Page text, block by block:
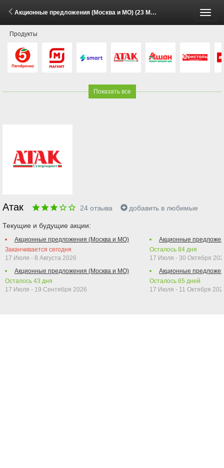
Акционные предложения (Москва и МО) (23 Марта - 31 Августа 2026)
Продукты
Показать все
Атак 24 отзыва добавить в любимые
Текущие и будущие акции:
Акционные предложения (Москва и МО)
Заканчивается сегодня
17 Июля - 8 Августа 2026
Акционные предложения (Москва и МО)
Осталось 43 дня
17 Июля - 19 Сентября 2026
Акционные
Осталось 84 дня
17 Июля - 30 Октября
Акционные
Осталось 65 дней
17 Июля - 11 Октября